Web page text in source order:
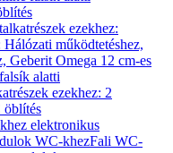
ezekhez:
működtetéshez,
Geberit Omega 12 cm-es
alatti
ezekhez: 2
öblítés
elektronikus
WC-khezFali WC-